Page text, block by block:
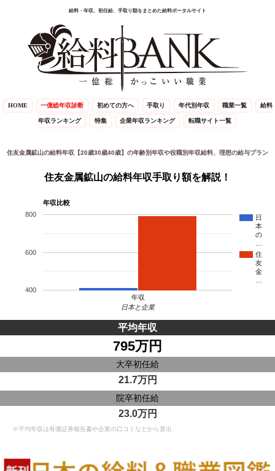
給料・年収、初任給、手取り額をまとめた給料ポータルサイト
HOME 一億総年収診断 初めての方へ 手取り 年代別年収 職業一覧 給料
年収ランキング 特集 企業年収ランキング 転職サイト一覧
住友金属鉱山の給料年収【20歳30歳40歳】の年齢別年収や役職別年収給料、理想の給与プラン
住友金属鉱山の給料年収手取り額を解説！
年収比較
日
本
の
住
友
金
年収
400
600
800
日本と企業
平均年収
795万円
大卒初任給
21.7万円
院卒初任給
23.0万円
※平均年収は有価証券報告書や企業の口コミなどから算出